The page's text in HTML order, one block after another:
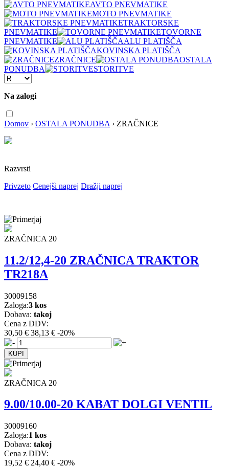
AVTO PNEVMATIKE
MOTO PNEVMATIKE
TRAKTORSKE
PNEVMATIKE
TOVORNE
PNEVMATIKE
ALU PLATIŠČA
KOVINSKA PLATIŠČA
ZRAČNICE
OSTALA
PONUDBA
STORITVE
Na zalogi
Domov › OSTALA PONUDBA › ZRAČNICE
Razvrsti
Privzeto Cenejši naprej Dražji naprej
ZRAČNICA 20
11.2/12,4-20 ZRAČNICA TRAKTOR
TR218A
30009158
Zaloga:3 kos
Dobava: takoj
Cena z DDV:
30,50 € 38,13 € -20%
ZRAČNICA 20
9.00/10.00-20 KABAT DOLGI VENTIL
30009160
Zaloga:1 kos
Dobava: takoj
Cena z DDV:
19,52 € 24,40 € -20%